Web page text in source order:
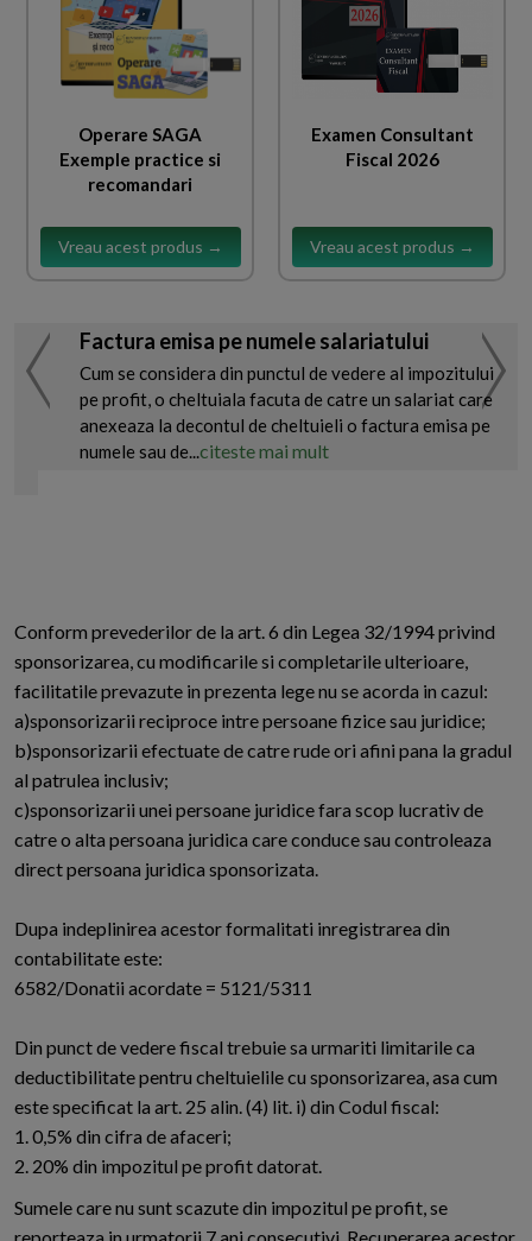
Operare SAGA
Exemple practice si
recomandari
Vreau acest produs →
Examen Consultant
Fiscal 2026
Vreau acest produs →
Factura emisa pe numele salariatului
Cum se considera din punctul de vedere al impozitului
pe profit, o cheltuiala facuta de catre un salariat care
anexeaza la decontul de cheltuieli o factura emisa pe
numele sau de...citeste mai mult
Conform prevederilor de la art. 6 din Legea 32/1994 privind
sponsorizarea, cu modificarile si completarile ulterioare,
facilitatile prevazute in prezenta lege nu se acorda in cazul:
a)sponsorizarii reciproce intre persoane fizice sau juridice;
b)sponsorizarii efectuate de catre rude ori afini pana la gradul
al patrulea inclusiv;
c)sponsorizarii unei persoane juridice fara scop lucrativ de
catre o alta persoana juridica care conduce sau controleaza
direct persoana juridica sponsorizata.
Dupa indeplinirea acestor formalitati inregistrarea din
contabilitate este:
6582/Donatii acordate = 5121/5311
Din punct de vedere fiscal trebuie sa urmariti limitarile ca
deductibilitate pentru cheltuielile cu sponsorizarea, asa cum
este specificat la art. 25 alin. (4) lit. i) din Codul fiscal:
1. 0,5% din cifra de afaceri;
2. 20% din impozitul pe profit datorat.
Sumele care nu sunt scazute din impozitul pe profit, se